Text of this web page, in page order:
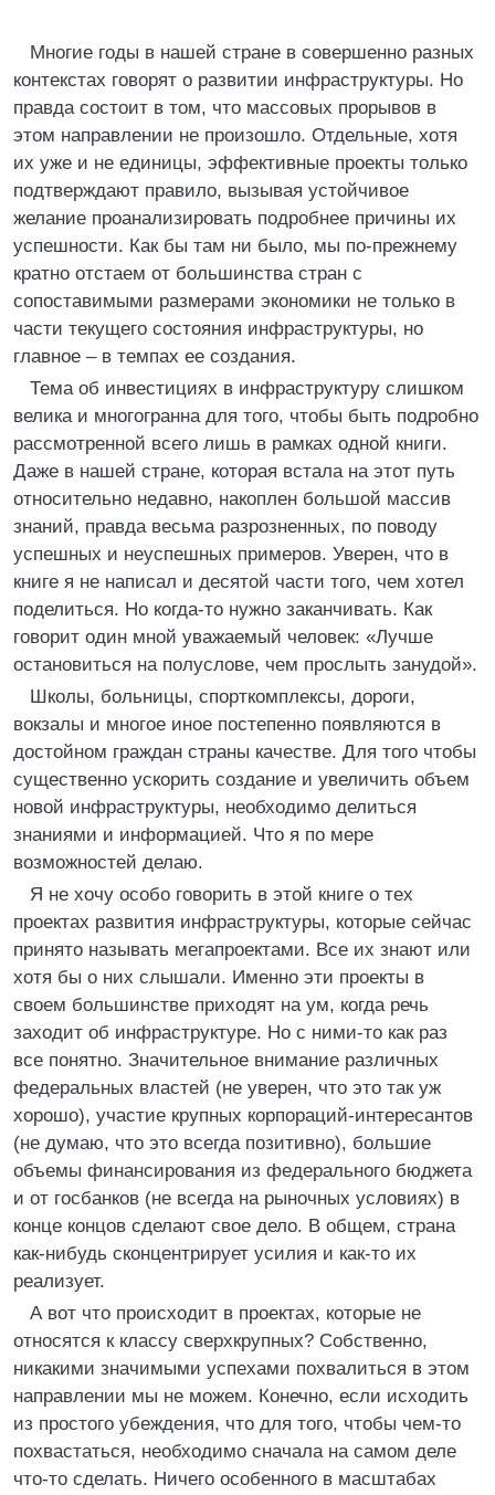
Многие годы в нашей стране в совершенно разных
контекстах говорят о развитии инфраструктуры. Но
правда состоит в том, что массовых прорывов в
этом направлении не произошло. Отдельные, хотя
их уже и не единицы, эффективные проекты только
подтверждают правило, вызывая устойчивое
желание проанализировать подробнее причины их
успешности. Как бы там ни было, мы по-прежнему
кратно отстаем от большинства стран с
сопоставимыми размерами экономики не только в
части текущего состояния инфраструктуры, но
главное – в темпах ее создания.
Тема об инвестициях в инфраструктуру слишком
велика и многогранна для того, чтобы быть подробно
рассмотренной всего лишь в рамках одной книги.
Даже в нашей стране, которая встала на этот путь
относительно недавно, накоплен большой массив
знаний, правда весьма разрозненных, по поводу
успешных и неуспешных примеров. Уверен, что в
книге я не написал и десятой части того, чем хотел
поделиться. Но когда-то нужно заканчивать. Как
говорит один мной уважаемый человек: «Лучше
остановиться на полуслове, чем прослыть занудой».
Школы, больницы, спорткомплексы, дороги,
вокзалы и многое иное постепенно появляются в
достойном граждан страны качестве. Для того чтобы
существенно ускорить создание и увеличить объем
новой инфраструктуры, необходимо делиться
знаниями и информацией. Что я по мере
возможностей делаю.
Я не хочу особо говорить в этой книге о тех
проектах развития инфраструктуры, которые сейчас
принято называть мегапроектами. Все их знают или
хотя бы о них слышали. Именно эти проекты в
своем большинстве приходят на ум, когда речь
заходит об инфраструктуре. Но с ними-то как раз
все понятно. Значительное внимание различных
федеральных властей (не уверен, что это так уж
хорошо), участие крупных корпораций-интересантов
(не думаю, что это всегда позитивно), большие
объемы финансирования из федерального бюджета
и от госбанков (не всегда на рыночных условиях) в
конце концов сделают свое дело. В общем, страна
как-нибудь сконцентрирует усилия и как-то их
реализует.
А вот что происходит в проектах, которые не
относятся к классу сверхкрупных? Собственно,
никакими значимыми успехами похвалиться в этом
направлении мы не можем. Конечно, если исходить
из простого убеждения, что для того, чтобы чем-то
похвастаться, необходимо сначала на самом деле
что-то сделать. Ничего особенного в масштабах